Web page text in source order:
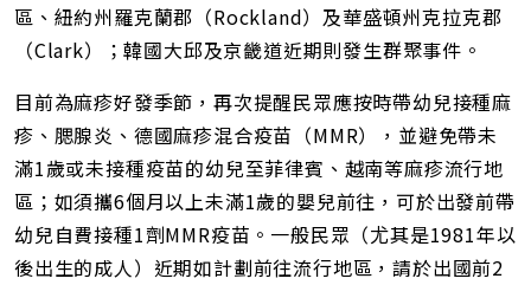
區、紐約州羅克蘭郡（Rockland）及華盛頓州克拉克郡
（Clark）；韓國大邱及京畿道近期則發生群聚事件。
目前為麻疹好發季節，再次提醒民眾應按時帶幼兒接種麻
疹、腮腺炎、德國麻疹混合疫苗（MMR），並避免帶未
滿1歲或未接種疫苗的幼兒至菲律賓、越南等麻疹流行地
區；如須攜6個月以上未滿1歲的嬰兒前往，可於出發前帶
幼兒自費接種1劑MMR疫苗。一般民眾（尤其是1981年以
後出生的成人）近期如計劃前往流行地區，請於出國前2